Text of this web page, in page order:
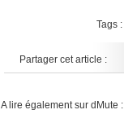
Tags :
Partager cet article :
A lire également sur dMute :